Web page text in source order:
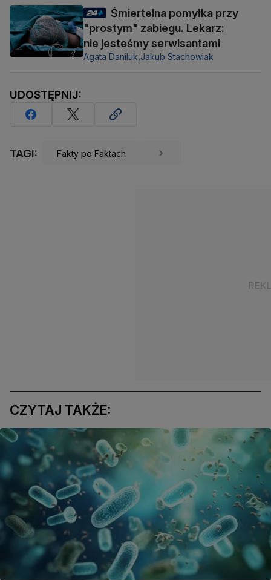
Śmiertelna pomyłka przy
"prostym" zabiegu. Lekarz:
nie jesteśmy serwisantami
Agata Daniluk,Jakub Stachowiak
UDOSTĘPNIJ:
TAGI: Fakty po Faktach
CZYTAJ TAKŻE: